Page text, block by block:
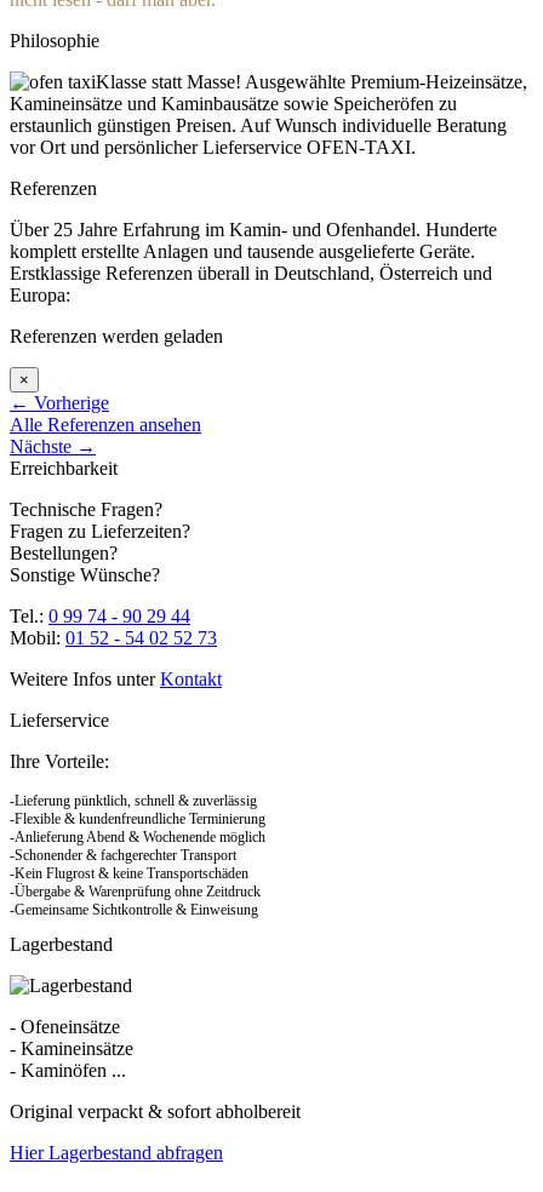
Philosophie
Klasse statt Masse! Ausgewählte Premium-Heizeinsätze,
Kamineinsätze und Kaminbausätze sowie Speicheröfen zu
erstaunlich günstigen Preisen. Auf Wunsch individuelle Beratung
vor Ort und persönlicher Lieferservice OFEN-TAXI.
Referenzen
Über 25 Jahre Erfahrung im Kamin- und Ofenhandel. Hunderte
komplett erstellte Anlagen und tausende ausgelieferte Geräte.
Erstklassige Referenzen überall in Deutschland, Österreich und
Europa:
Referenzen werden geladen
×
← Vorherige
Alle Referenzen ansehen
Nächste →
Erreichbarkeit
Technische Fragen?
Fragen zu Lieferzeiten?
Bestellungen?
Sonstige Wünsche?
Tel.: 0 99 74 - 90 29 44
Mobil: 01 52 - 54 02 52 73
Weitere Infos unterKontakt
Lieferservice
Ihre Vorteile:
-Lieferung pünktlich, schnell & zuverlässig
-Flexible & kundenfreundliche Terminierung
-Anlieferung Abend & Wochenende möglich
-Schonender & fachgerechter Transport
-Kein Flugrost & keine Transportschäden
-Übergabe & Warenprüfung ohne Zeitdruck
-Gemeinsame Sichtkontrolle & Einweisung
Lagerbestand
- Ofeneinsätze
- Kamineinsätze
- Kaminöfen ...
Original verpackt & sofort abholbereit
Hier Lagerbestand abfragen